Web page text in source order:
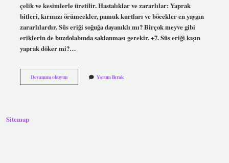
çelik ve kesimlerle üretilir. Hastalıklar ve zararlılar: Yaprak
bitleri, kırmızı örümcekler, pamuk kurtları ve böcekler en yaygın
zararlılardır. Süs eriği soğuğa dayanıklı mı? Birçok meyve gibi
eriklerin de buzdolabında saklanması gerekir. +7. Süs eriği kışın
yaprak döker mi?…
Devamını okuyunSüs
Eriği
Yorum Bırak
Sitemap